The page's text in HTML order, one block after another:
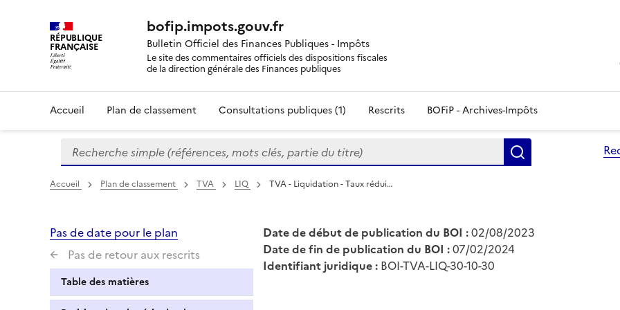
RÉPUBLIQUE
FRANÇAISE
bofip.impots.gouv.fr
Bulletin Officiel des Finances Publiques - Impôts
Le site des commentaires officiels des dispositions fiscales
de la direction générale des Finances publiques
Accueil Plan de classement Consultations publiques (1) Rescrits BOFiP - Archives-Impôts
Formulaire
de
recherche
Recherche simple (références, mots clés, partie du titre)
Accueil Plan de classement TVA LIQ TVA - Liquidation - Taux rédui…
Pas de date pour le plan
Pas de retour aux rescrits
Table des matières
Date de début de publication du BOI :02/08/2023
Date de fin de publication du BOI :07/02/2024
Identifiant juridique : BOI-TVA-LIQ-30-10-30